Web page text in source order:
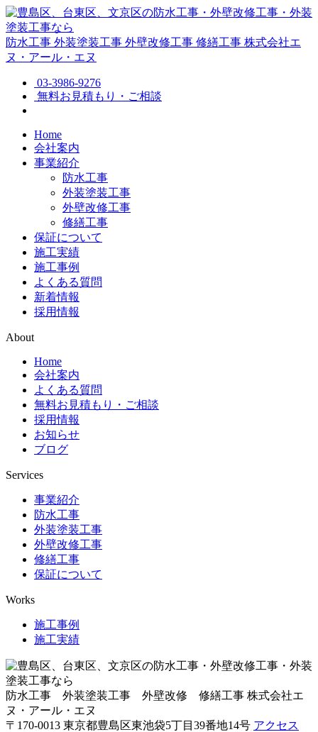
防水工事 外装塗装工事 外壁改修工事 修繕工事 株式会社エ
ヌ・アール・エヌ
03-3986-9276
無料お見積もり・ご相談
Home
会社案内
事業紹介
防水工事
外装塗装工事
外壁改修工事
修繕工事
保証について
施工実績
施工事例
よくある質問
新着情報
採用情報
About
Home
会社案内
よくある質問
無料お見積もり・ご相談
採用情報
お知らせ
ブログ
Services
事業紹介
防水工事
外装塗装工事
外壁改修工事
修繕工事
保証について
Works
施工事例
施工実績
防水工事 外装塗装工事 外壁改修 修繕工事 株式会社エ
ヌ・アール・エヌ
〒170-0013 東京都豊島区東池袋5丁目39番地14号 アクセス